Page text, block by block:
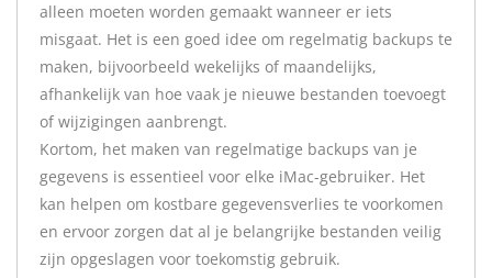
alleen moeten worden gemaakt wanneer er iets
misgaat. Het is een goed idee om regelmatig backups te
maken, bijvoorbeeld wekelijks of maandelijks,
afhankelijk van hoe vaak je nieuwe bestanden toevoegt
of wijzigingen aanbrengt.
Kortom, het maken van regelmatige backups van je
gegevens is essentieel voor elke iMac-gebruiker. Het
kan helpen om kostbare gegevensverlies te voorkomen
en ervoor zorgen dat al je belangrijke bestanden veilig
zijn opgeslagen voor toekomstig gebruik.